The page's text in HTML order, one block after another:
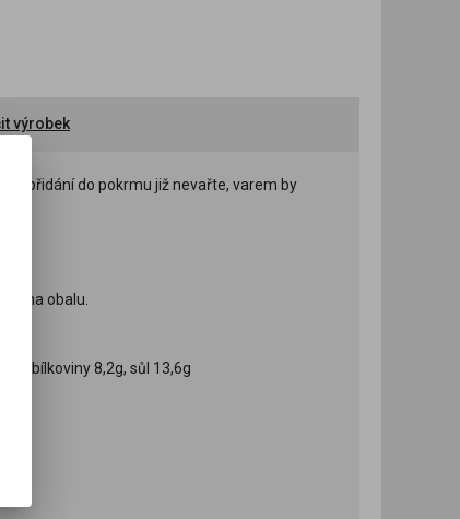
výrobek
přidání do pokrmu již nevařte, varem by
na obalu.
bílkoviny 8,2g, sůl 13,6g